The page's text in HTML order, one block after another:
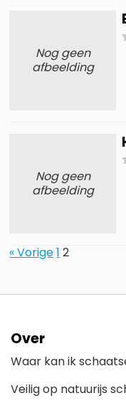
Nog geen
afbeelding
Nog geen
afbeelding
« Vorige1 2
Over
Waar kan ik
Veilig op natuurijs